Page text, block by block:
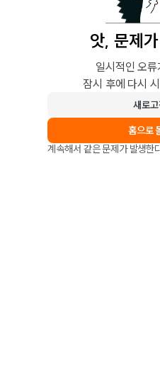
앗, 문제
일시적인 오
잠시 후에 다시
새로
홈으로
계속해서 같은 문제가 발생한